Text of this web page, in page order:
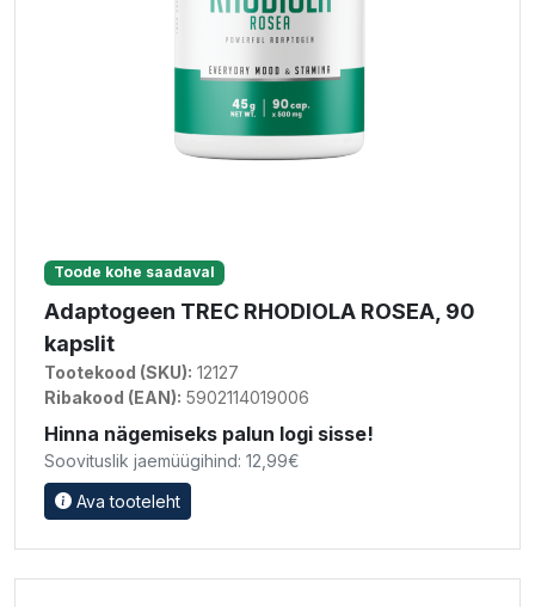
Toode kohe saadaval
Adaptogeen TREC RHODIOLA ROSEA, 90
kapslit
Tootekood (SKU): 12127
Ribakood (EAN): 5902114019006
Hinna nägemiseks palun logi sisse!
Soovituslik jaemüügihind: 12,99€
Ava tooteleht